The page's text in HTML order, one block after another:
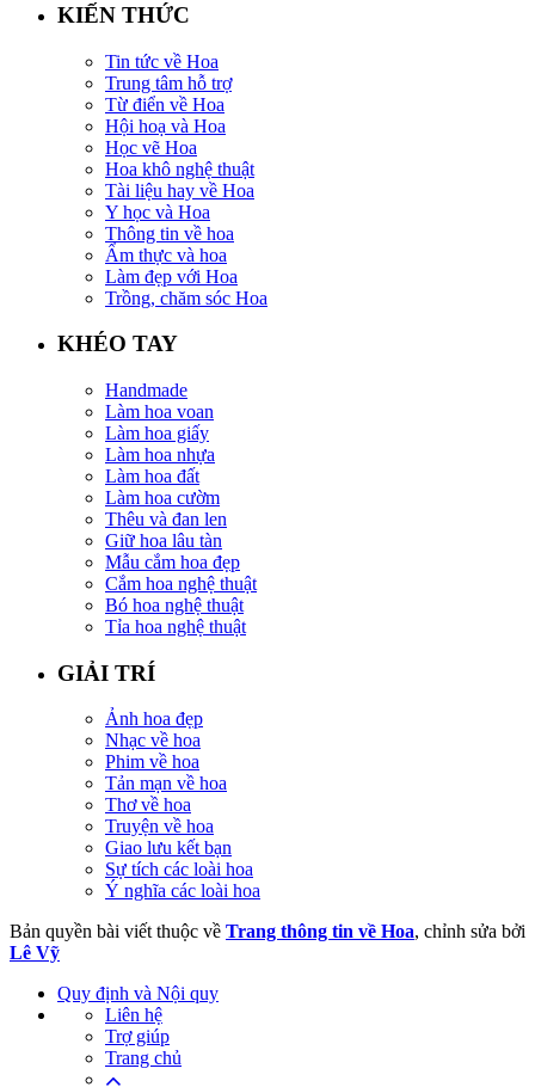
KIẾN THỨC
Tin tức về Hoa
Trung tâm hỗ trợ
Từ điển về Hoa
Hội hoạ và Hoa
Học vẽ Hoa
Hoa khô nghệ thuật
Tài liệu hay về Hoa
Y học và Hoa
Thông tin về hoa
Ẩm thực và hoa
Làm đẹp với Hoa
Trồng, chăm sóc Hoa
KHÉO TAY
Handmade
Làm hoa voan
Làm hoa giấy
Làm hoa nhựa
Làm hoa đất
Làm hoa cườm
Thêu và đan len
Giữ hoa lâu tàn
Mẫu cắm hoa đẹp
Cắm hoa nghệ thuật
Bó hoa nghệ thuật
Tỉa hoa nghệ thuật
GIẢI TRÍ
Ảnh hoa đẹp
Nhạc về hoa
Phim về hoa
Tản mạn về hoa
Thơ về hoa
Truyện về hoa
Giao lưu kết bạn
Sự tích các loài hoa
Ý nghĩa các loài hoa
Bản quyền bài viết thuộc về Trang thông tin về Hoa, chỉnh sửa bởi
Lê Vỹ
Quy định và Nội quy
Liên hệ
Trợ giúp
Trang chủ